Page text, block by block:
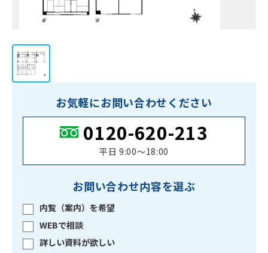
お気軽にお問い合わせください
0120-620-213
平日 9:00〜18:00
お問い合わせ内容を選ぶ
内覧（案内）を希望
WEBで相談
詳しい資料が欲しい